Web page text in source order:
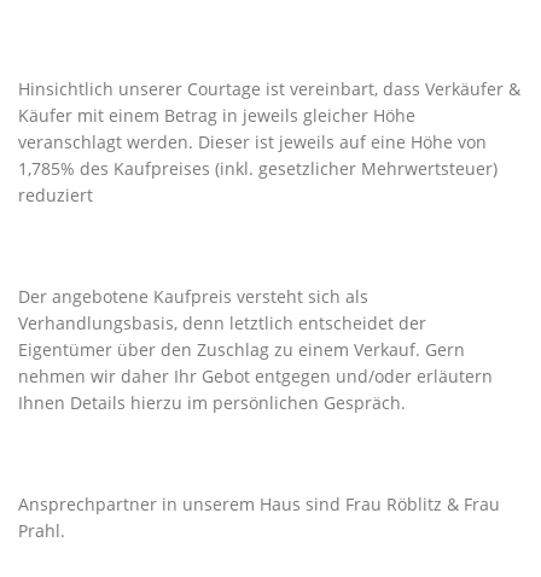
Hinsichtlich unserer Courtage ist vereinbart, dass Verkäufer &
Käufer mit einem Betrag in jeweils gleicher Höhe
veranschlagt werden. Dieser ist jeweils auf eine Höhe von
1,785% des Kaufpreises (inkl. gesetzlicher Mehrwertsteuer)
reduziert
Der angebotene Kaufpreis versteht sich als
Verhandlungsbasis, denn letztlich entscheidet der
Eigentümer über den Zuschlag zu einem Verkauf. Gern
nehmen wir daher Ihr Gebot entgegen und/oder erläutern
Ihnen Details hierzu im persönlichen Gespräch.
Ansprechpartner in unserem Haus sind Frau Röblitz & Frau
Prahl.